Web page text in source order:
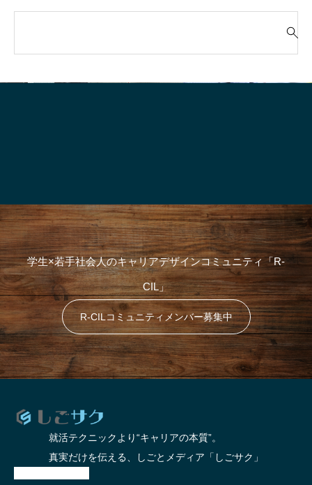
対
学生×若手社会人のキャリアデザインコミュニティ「R-
CIL」
R-CILコミュニティメンバー募集中
就活テクニックより“キャリアの本質”。
真実だけを伝える、しごとメディア「しごサク」